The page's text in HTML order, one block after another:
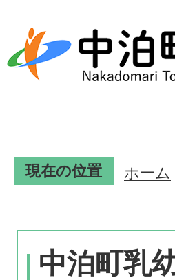
現在の位置 ホーム
中泊町乳